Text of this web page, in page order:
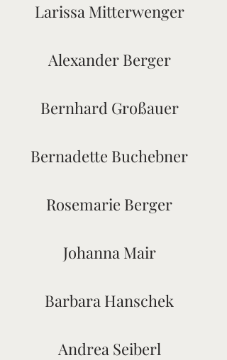
Larissa Mitterwenger
Alexander Berger
Bernhard Großauer
Bernadette Buchebner
Rosemarie Berger
Johanna Mair
Barbara Hanschek
Andrea Seiberl